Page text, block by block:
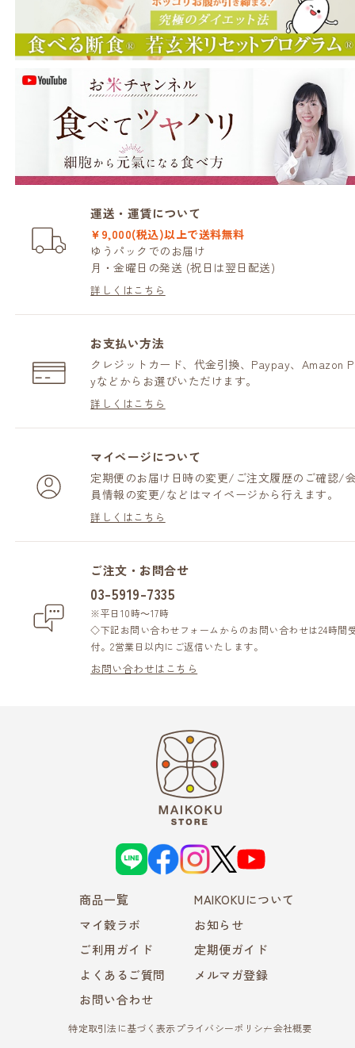
運送・運賃について
¥9,000(税込)以上で送料無料
ゆうパックでのお届け
月・金曜日の発送 (祝日は翌日配送)
詳しくはこちら
お支払い方法
クレジットカード、代金引換、Paypay、Amazon
yなどからお選びいただけます。
詳しくはこちら
マイページについて
定期便のお届け日時の変更/ご注文履歴のご確認/
員情報の変更/などはマイページから行えます。
詳しくはこちら
ご注文・お問合せ
03-5919-7335
※平日10時～17時
◇下記お問い合わせフォームからのお問い合わせは24時間
付。2営業日以内にご返信いたします。
お問い合わせはこちら
L
N
f
a
c
i
n
s
X
Y
o
u
u
e
商品一覧
MAIKOKUについて
マイ穀ラボ
お知らせ
ご利用ガイド
定期便ガイド
よくあるご質問
メルマガ登録
お問い合わせ
特定取引法に基づく表示プライバシーポリシー会社概要